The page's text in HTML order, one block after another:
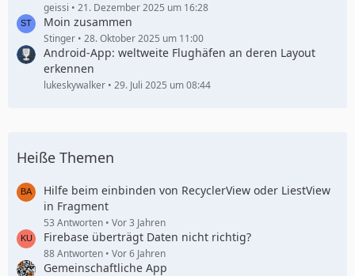
geissi 21. Dezember 2025 um 16:28
Moin zusammen
Stinger 28. Oktober 2025 um 11:00
Android-App: weltweite Flughäfen an deren Layout
erkennen
lukeskywalker 29. Juli 2025 um 08:44
Heiße Themen
Hilfe beim einbinden von RecyclerView oder LiestView
in Fragment
53 Antworten Vor 3 Jahren
Firebase überträgt Daten nicht richtig?
88 Antworten Vor 6 Jahren
Gemeinschaftliche App